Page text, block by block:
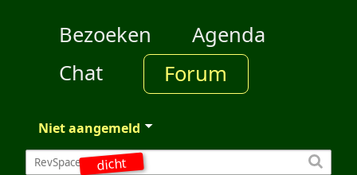
dicht
Bezoeken
Agenda
Chat
Forum
Niet aangemeld